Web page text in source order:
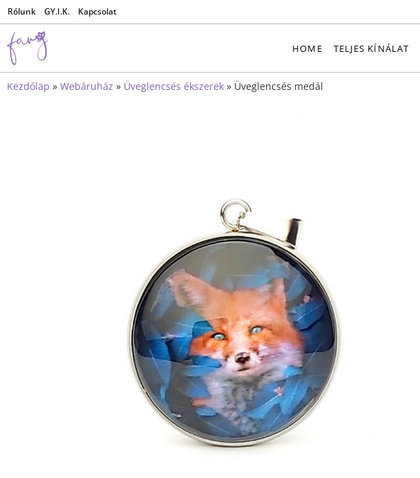
Rólunk GY.I.K. Kapcsolat
HOME TELJES KÍNÁLAT
Kezdőlap » Webáruház » Üveglencsés ékszerek » Üveglencsés medál